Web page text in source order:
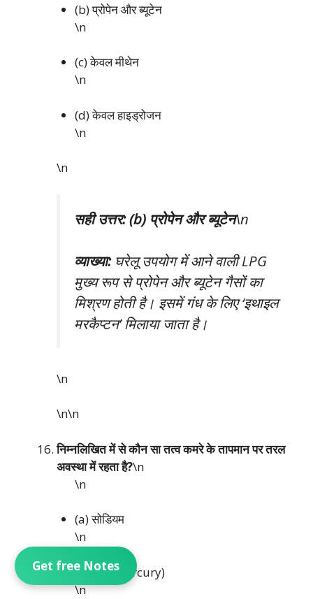
Get free Notes
(b) प्रोपेन और ब्यूटेन
\n
(c) केवल मीथेन
\n
(d) केवल हाइड्रोजन
\n
\n
सही उत्तर: (b) प्रोपेन और ब्यूटेन\n
व्याख्या:घरेलू उपयोग में आने वाली LPG
मुख्य रूप से प्रोपेन और ब्यूटेन गैसों का
मिश्रण होती है। इसमें गंध के लिए ‘इथाइल
मरकैप्टन’ मिलाया जाता है।
\n
\n\n
निम्नलिखित में से कौन सा तत्व कमरे के तापमान पर तरल
अवस्था में रहता है?\n
\n
(a) सोडियम
\n
(b) पारा (Mercury)
\n